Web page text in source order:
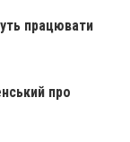
працювати
про